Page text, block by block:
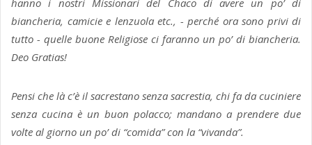
hanno i nostri Missionari del Chaco di avere un po’ di
biancheria, camicie e lenzuola etc., - perché ora sono privi di
tutto - quelle buone Religiose ci faranno un po’ di biancheria.
Deo Gratias!
Pensi che là c’è il sacrestano senza sacrestia, chi fa da cuciniere
senza cucina è un buon polacco; mandano a prendere due
volte al giorno un po’ di “comida” con la “vivanda”.